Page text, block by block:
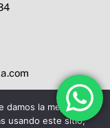
damos la mejor
usando este sitio,